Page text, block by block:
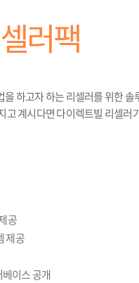
러팩
하고자 하는 리셀러를 위한 솔
고 계시다면 다이렉트빌 리셀러
공
제공
이스 공개